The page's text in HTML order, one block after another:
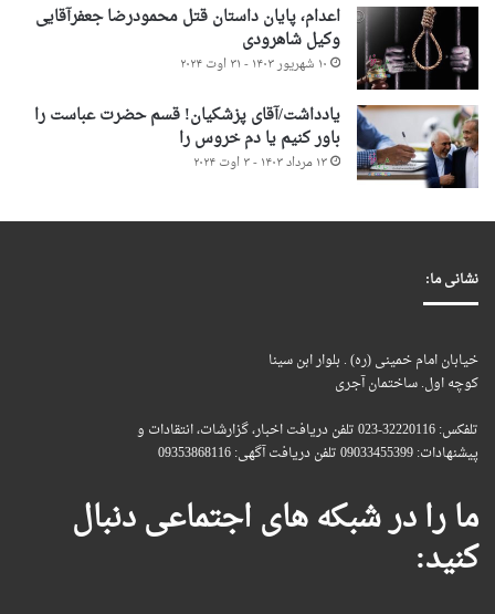
اعدام، پایان داستان قتل محمودرضا جعفرآقایی
وکیل شاهرودی
۱۰ شهریور ۱۴۰۳ - ۳۱ اوت ۲۰۲۴
یادداشت/آقای پزشکیان! قسم حضرت عباست را
باور کنیم یا دم خروس را
۱۳ مرداد ۱۴۰۳ - ۳ اوت ۲۰۲۴
نشانی ما:
خیابان امام خمینی (ره) . بلوار ابن سینا
کوچه اول. ساختمان آجری
تلفکس: 32220116-023 تلفن دریافت اخبار، گزارشات، انتقادات و
پیشنهادات: 09033455399 تلفن دریافت آگهی: 09353868116
ما را در شبکه های اجتماعی دنبال
کنید: